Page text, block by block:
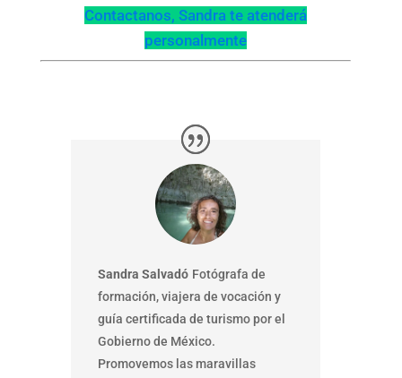
Contactanos, Sandra te atenderá
personalmente
Sandra Salvadó Fotógrafa de
formación, viajera de vocación y
guía certificada de turismo por el
Gobierno de México.
Promovemos las maravillas